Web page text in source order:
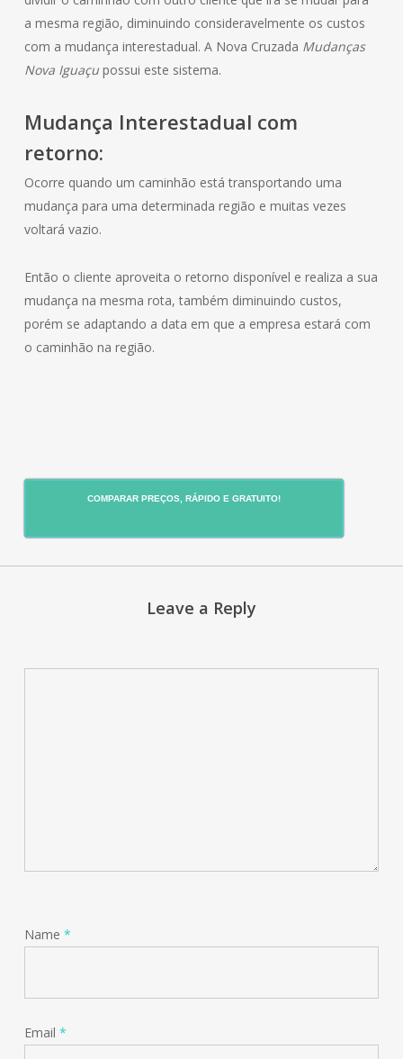
a mesma região, diminuindo consideravelmente os custos
com a mudança interestadual. A Nova Cruzada Mudanças
Nova Iguaçupossui este sistema.
Mudança Interestadual com
retorno:
Ocorre quando um caminhão está transportando uma
mudança para uma determinada região e muitas vezes
voltará vazio.
Então o cliente aproveita o retorno disponível e realiza a sua
mudança na mesma rota, também diminuindo custos,
porém se adaptando a data em que a empresa estará com
o caminhão na região.
COMPARAR PREÇOS, RÁPIDO E GRATUITO!
Leave a Reply
Name *
Email *